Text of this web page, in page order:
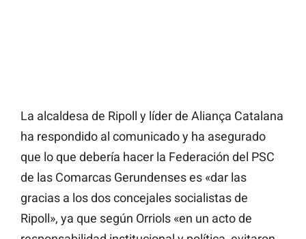
La alcaldesa de Ripoll y líder de Aliança Catalana
ha respondido al comunicado y ha asegurado
que lo que debería hacer la Federación del PSC
de las Comarcas Gerundenses es «dar las
gracias a los dos concejales socialistas de
Ripoll», ya que según Orriols «en un acto de